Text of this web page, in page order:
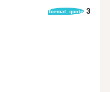
format_quote 3